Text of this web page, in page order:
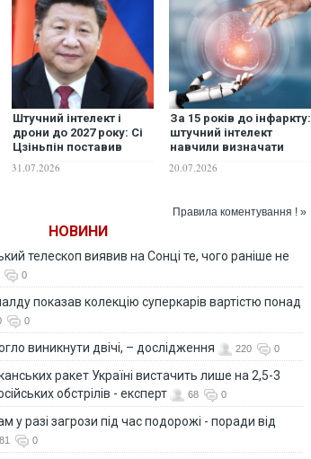
Штучний інтелект і
дрони до 2027 року: Сі
Цзіньпін поставив
завдання
31.07.2026
За 15 років до інфаркту:
штучний інтелект
навчили визначати
судинних хвороб за
20.07.2026
Правила коментування ! »
НОВИНИ
телескоп виявив на Сонці те, чого раніше не
0
показав колекцію суперкарів вартістю понад
0
виникнути двічі, – дослідження 220 0
ракет Україні вистачить лише на 2,5-3
обстрілів - експерт
68 0
у разі загрози під час подорожі - поради від
81 0